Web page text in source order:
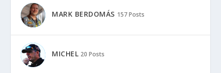
MARK BERDOMÁS 157 Posts
MICHEL 20 Posts